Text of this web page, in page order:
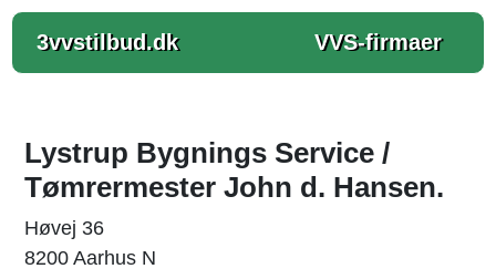
3vvstilbud.dk VVS-firmaer
Lystrup Bygnings Service /
Tømrermester John d. Hansen.
Høvej 36
8200 Aarhus N